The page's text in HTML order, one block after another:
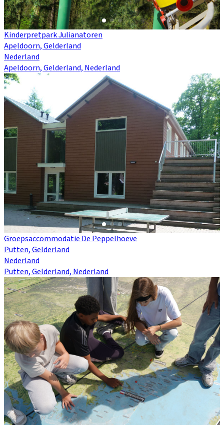
Kinderpretpark Julianatoren
Apeldoorn, Gelderland
Nederland
Apeldoorn, Gelderland, Nederland
Groepsaccommodatie De Peppelhoeve
Putten, Gelderland
Nederland
Putten, Gelderland, Nederland